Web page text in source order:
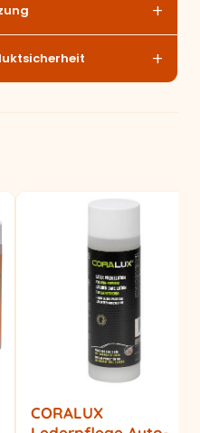
CORALUX